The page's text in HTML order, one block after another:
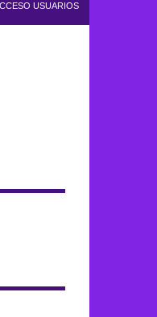
USUARIOS